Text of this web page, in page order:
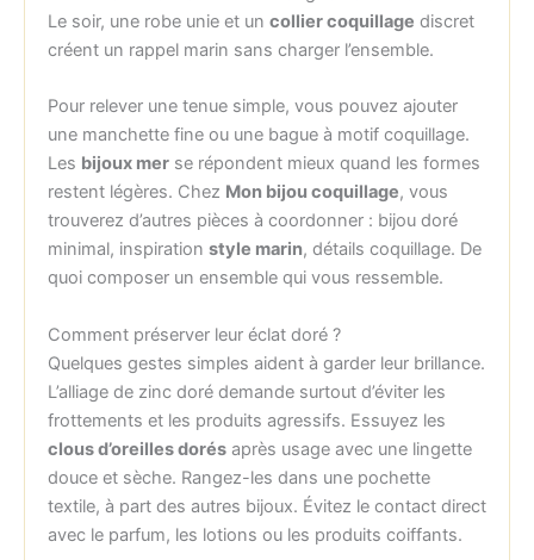
Le soir, une robe unie et un collier coquillage discret
créent un rappel marin sans charger l’ensemble.
Pour relever une tenue simple, vous pouvez ajouter
une manchette fine ou une bague à motif coquillage.
Les bijoux merse répondent mieux quand les formes
restent légères. Chez Mon bijou coquillage, vous
trouverez d’autres pièces à coordonner : bijou doré
minimal, inspiration style marin, détails coquillage. De
quoi composer un ensemble qui vous ressemble.
Comment préserver leur éclat doré ?
Quelques gestes simples aident à garder leur brillance.
L’alliage de zinc doré demande surtout d’éviter les
frottements et les produits agressifs. Essuyez les
clous d’oreilles dorésaprès usage avec une lingette
douce et sèche. Rangez-les dans une pochette
textile, à part des autres bijoux. Évitez le contact direct
avec le parfum, les lotions ou les produits coiffants.